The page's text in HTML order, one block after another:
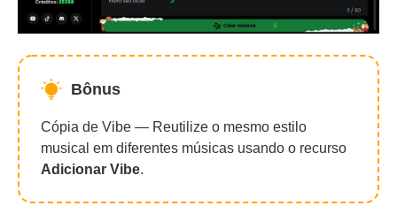
Bônus
Cópia de Vibe — Reutilize o mesmo estilo
musical em diferentes músicas usando o recurso
Adicionar Vibe.